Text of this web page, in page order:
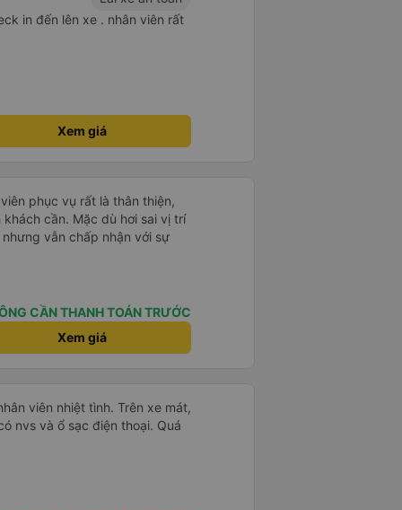
in đến lên xe . nhân viên rất
Xem giá
phục vụ rất là thân thiện,
cần. Mặc dù hơi sai vị trí
vẫn chấp nhận với sự
CẦN THANH TOÁN TRƯỚC
Xem giá
viên nhiệt tình. Trên xe mát,
nvs và ổ sạc điện thoại. Quá